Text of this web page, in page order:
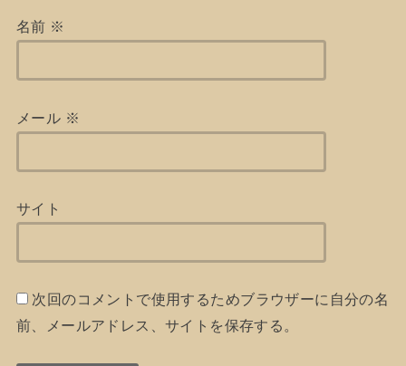
名前 ※
メール ※
サイト
次回のコメントで使用するためブラウザーに自分の名
前、メールアドレス、サイトを保存する。